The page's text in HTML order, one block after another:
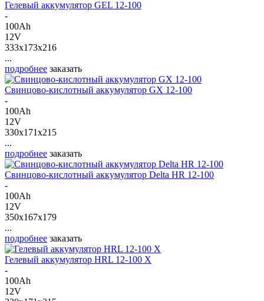
Гелевый аккумулятор GEL 12-100
-
100Ah
12V
333x173x216
...
подробнее заказать
Свинцово-кислотный аккумулятор GX 12-100
-
100Ah
12V
330x171x215
...
подробнее заказать
Свинцово-кислотный аккумулятор Delta HR 12-100
-
100Ah
12V
350x167x179
...
подробнее заказать
Гелевый аккумулятор HRL 12-100 X
-
100Ah
12V